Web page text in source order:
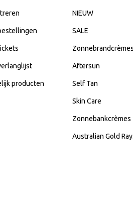
producten
NIEUW
SALE
Zonnebrandcrèmes
Aftersun
Self Tan
Skin Care
Zonnebankcrèmes
Australian Gold